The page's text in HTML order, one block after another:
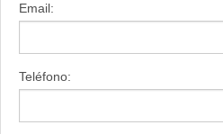
Email:
Teléfono: